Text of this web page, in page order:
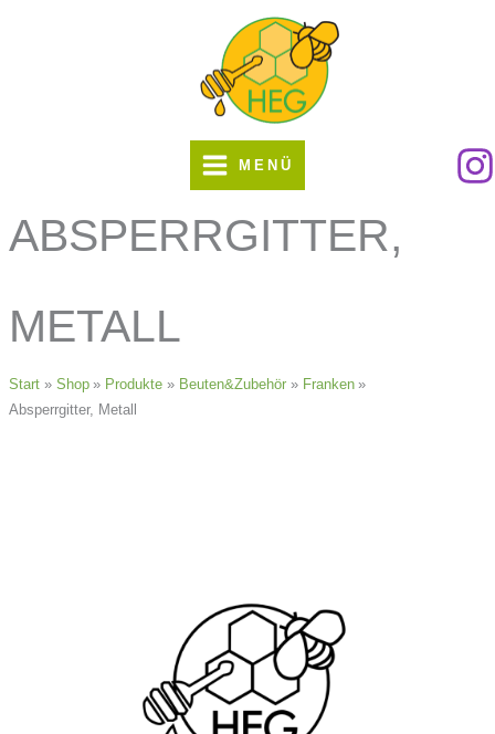
MENÜ
ABSPERRGITTER,
METALL
Start Shop Produkte Beuten&Zubehör
Franken
Absperrgitter, Metall